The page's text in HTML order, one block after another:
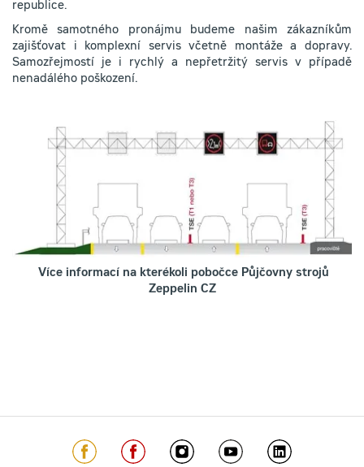
republice.
Kromě samotného pronájmu budeme našim zákazníkům
zajišťovat i komplexní servis včetně montáže a dopravy.
Samozřejmostí je i rychlý a nepřetržitý servis v případě
nenadálého poškození.
Více informací na kterékoli pobočce Půjčovny strojů
Zeppelin CZ